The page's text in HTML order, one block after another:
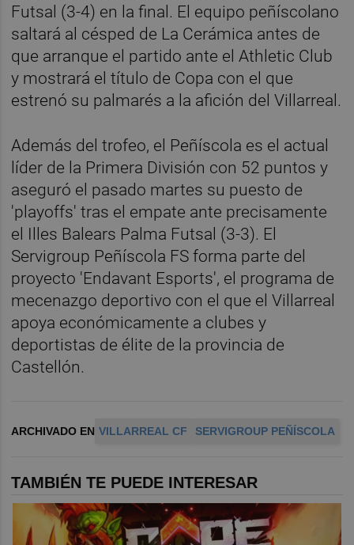
Futsal (3-4) en la final. El equipo peñíscolano
saltará al césped de La Cerámica antes de
que arranque el partido ante el Athletic Club
y mostrará el título de Copa con el que
estrenó su palmarés a la afición del Villarreal.
Además del trofeo, el Peñíscola es el actual
líder de la Primera División con 52 puntos y
aseguró el pasado martes su puesto de
'playoffs' tras el empate ante precisamente
el Illes Balears Palma Futsal (3-3). El
Servigroup Peñíscola FS forma parte del
proyecto 'Endavant Esports', el programa de
mecenazgo deportivo con el que el Villarreal
apoya económicamente a clubes y
deportistas de élite de la provincia de
Castellón.
ARCHIVADO EN VILLARREAL CF SERVIGROUP PEÑÍSCOLA
TAMBIÉN TE PUEDE INTERESAR